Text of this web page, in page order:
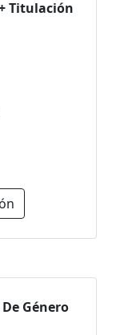
Titulación
Género